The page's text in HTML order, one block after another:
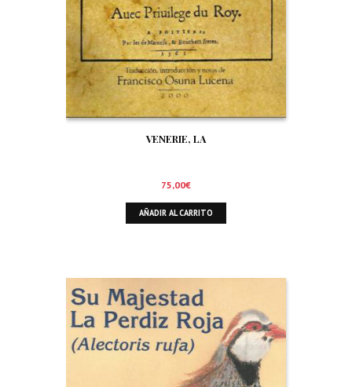
VENERIE, LA
75,00€
AÑADIR AL CARRITO